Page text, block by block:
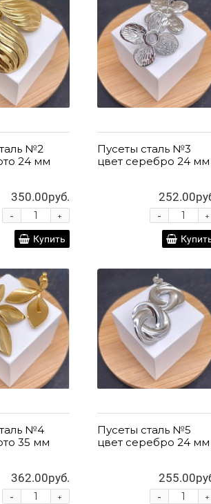
№2
24 мм
350.00руб.
+
-
Купить
Пусеты сталь №3
цвет серебро 24 мм
+
-
№4
35 мм
362.00руб.
+
-
Пусеты сталь №5
цвет серебро 24 мм
+
-